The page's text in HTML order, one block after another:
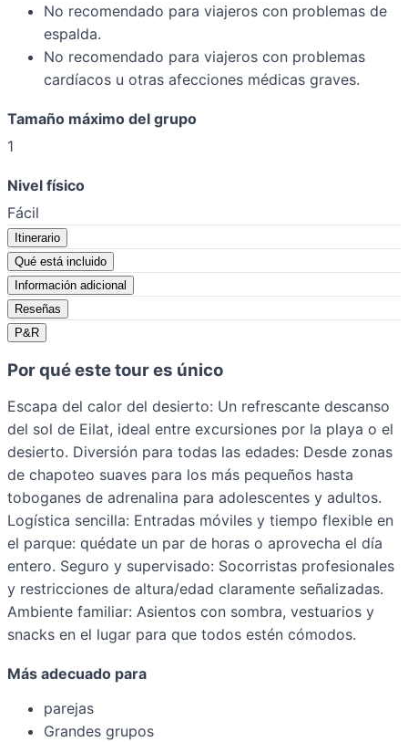
No recomendado para viajeros con problemas de
espalda.
No recomendado para viajeros con problemas
cardíacos u otras afecciones médicas graves.
Tamaño máximo del grupo
1
Nivel físico
Fácil
Itinerario
Qué está incluido
Información adicional
Reseñas
P&R
Por qué este tour es único
Escapa del calor del desierto: Un refrescante descanso
del sol de Eilat, ideal entre excursiones por la playa o el
desierto. Diversión para todas las edades: Desde zonas
de chapoteo suaves para los más pequeños hasta
toboganes de adrenalina para adolescentes y adultos.
Logística sencilla: Entradas móviles y tiempo flexible en
el parque: quédate un par de horas o aprovecha el día
entero. Seguro y supervisado: Socorristas profesionales
y restricciones de altura/edad claramente señalizadas.
Ambiente familiar: Asientos con sombra, vestuarios y
snacks en el lugar para que todos estén cómodos.
Más adecuado para
parejas
Grandes grupos